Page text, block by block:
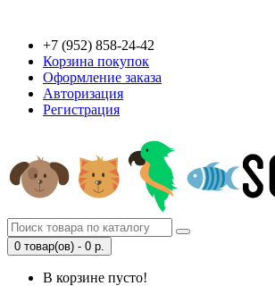
+7 (952) 858-24-42
Корзина покупок
Оформление заказа
Авторизация
Регистрация
0 товар(ов) - 0 р.
В корзине пусто!